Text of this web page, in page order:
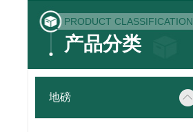
PRODUCT CLASSIFICATION
产品分类
地磅